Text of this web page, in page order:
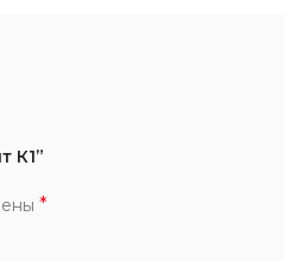
К1”
*